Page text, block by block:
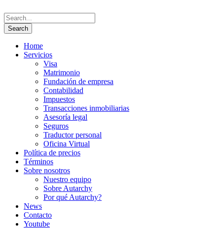
Home
Servicios
Visa
Matrimonio
Fundación de empresa
Contabilidad
Impuestos
Transacciones inmobiliarias
Asesoría legal
Seguros
Traductor personal
Oficina Virtual
Política de precios
Términos
Sobre nosotros
Nuestro equipo
Sobre Autarchy
Por qué Autarchy?
News
Contacto
Youtube